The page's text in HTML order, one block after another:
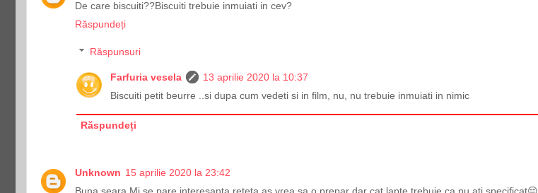
De care biscuiti??Biscuiti trebuie inmuiati in cev?
Răspundeți
Răspunsuri
Farfuria vesela
13 aprilie 2020 la 10:37
Biscuiti petit beurre ..si dupa cum vedeti si in film, nu, nu trebuie inmuiati in nimic
Răspundeți
Unknown 15 aprilie 2020 la 23:42